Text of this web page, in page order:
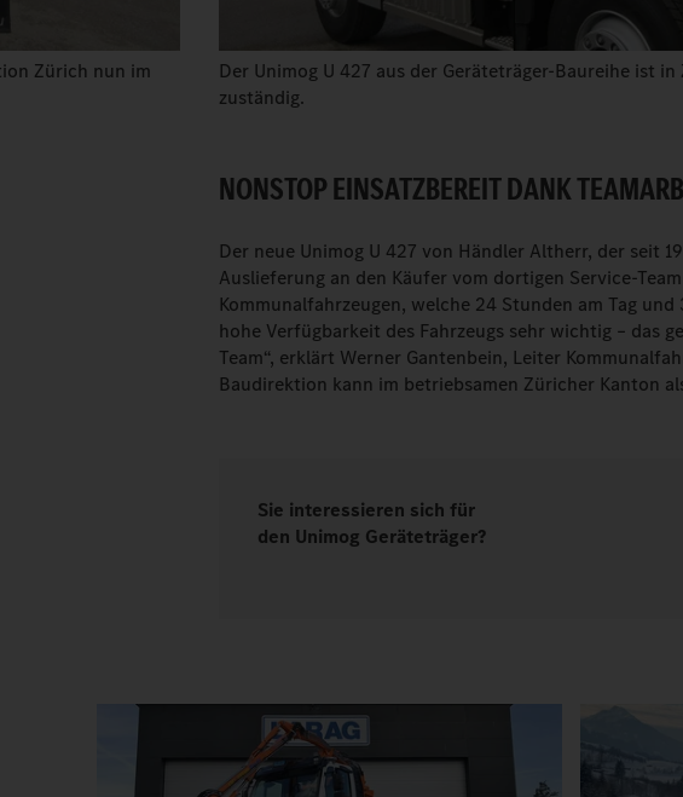
Zürich nun im
Der Unimog U 427 aus der Geräteträger-Baureihe ist
zuständig.
NONSTOP EINSATZBEREIT DANK
Der neue Unimog U 427 von Händler Altherr, der seit
Auslieferung an den Käufer vom dortigen Service-
Kommunalfahrzeugen, welche 24 Stunden am Tag
hohe Verfügbarkeit des Fahrzeugs sehr wichtig – das
Team“, erklärt Werner Gantenbein, Leiter
Baudirektion kann im betriebsamen Züricher Kanton
Sie interessieren sich für
den Unimog Geräteträger?